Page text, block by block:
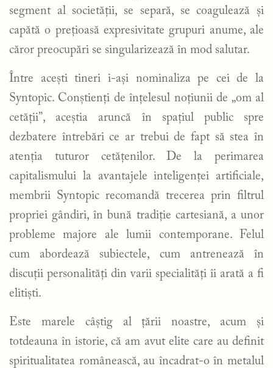
segment al societății, se separă, se coagulează și
capătă o prețioasă expresivitate grupuri anume, ale
căror preocupări se singularizează în mod salutar.
Între acești tineri i-ași nominaliza pe cei de la
Syntopic. Conștienți de înțelesul noțiunii de „om al
cetății”, aceștia aruncă în spațiul public spre
dezbatere întrebări ce ar trebui de fapt să stea în
atenția tuturor cetățenilor. De la perimarea
capitalismului la avantajele inteligenței artificiale,
membrii Syntopic recomandă trecerea prin filtrul
propriei gândiri, în bună tradiție cartesiană, a unor
probleme majore ale lumii contemporane. Felul
cum abordează subiectele, cum antrenează în
discuții personalități din varii specialități îi arată a fi
elitiști.
Este marele câștig al țării noastre, acum și
totdeauna în istorie, că am avut elite care au definit
spiritualitatea românească, au încadrat-o în metalul